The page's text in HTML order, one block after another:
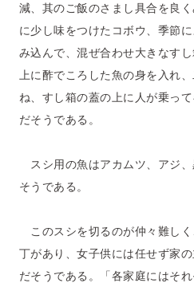
減、其のご飯のさまし具合を良
に少し味をつけたコボウ、季節
み込んで、混ぜ合わせ大きなす
上に酢でころした魚の身を入れ
ね、すし箱の蓋の上に人が乗っ
だそうである。
スシ用の魚はアカムツ、アジ
そうである。
このスシを切るのが仲々難し
丁があり、女子供には任せず家
だそうである。「各家庭にはそ